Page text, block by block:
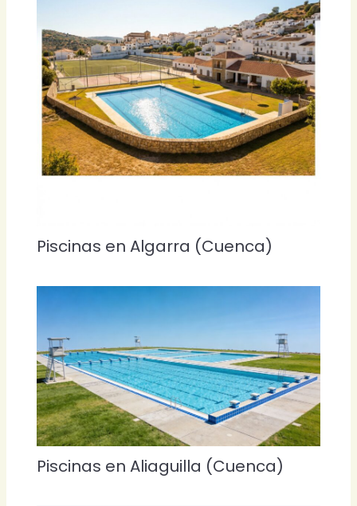
Piscinas en Algarra (Cuenca)
Piscinas en Aliaguilla (Cuenca)